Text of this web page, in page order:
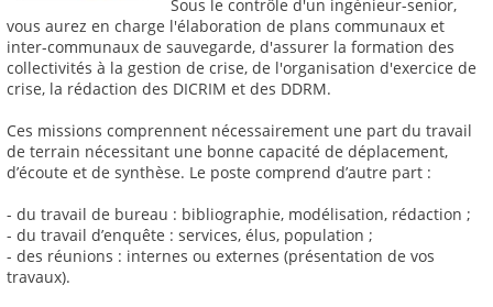
Sous le contrôle d'un ingénieur-senior,
vous aurez en charge l'élaboration de plans communaux et
inter-communaux de sauvegarde, d'assurer la formation des
collectivités à la gestion de crise, de l'organisation d'exercice de
crise, la rédaction des DICRIM et des DDRM.
Ces missions comprennent nécessairement une part du travail
de terrain nécessitant une bonne capacité de déplacement,
d’écoute et de synthèse. Le poste comprend d’autre part :
- du travail de bureau : bibliographie, modélisation, rédaction ;
- du travail d’enquête : services, élus, population ;
- des réunions : internes ou externes (présentation de vos
travaux).